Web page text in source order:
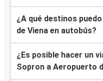
¿A qué destinos
de Viena en autobús?
¿Es posible hacer un
Sopron a Aeropuerto